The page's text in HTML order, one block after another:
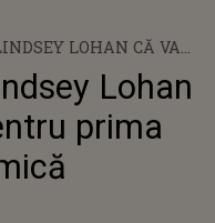
LOHAN CĂ VA
OARA MAMICĂ
Lohan
prima